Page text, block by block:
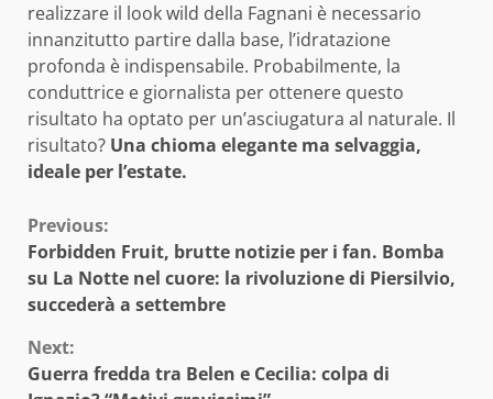
realizzare il look wild della Fagnani è necessario
innanzitutto partire dalla base, l’idratazione
profonda è indispensabile. Probabilmente, la
conduttrice e giornalista per ottenere questo
risultato ha optato per un’asciugatura al naturale. Il
risultato? Una chioma elegante ma selvaggia,
ideale per l’estate.
Continue
Reading
Previous:
Forbidden Fruit, brutte notizie per i fan. Bomba
su La Notte nel cuore: la rivoluzione di Piersilvio,
succederà a settembre
Next:
Guerra fredda tra Belen e Cecilia: colpa di